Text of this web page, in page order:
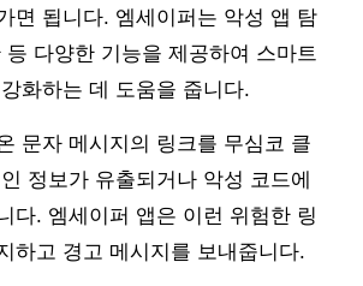
면 됩니다. 엠세이퍼는 악성 앱 탐
등 다양한 기능을 제공하여 스마트
화하는 데 도움을 줍니다.
문자 메시지의 링크를 무심코 클
정보가 유출되거나 악성 코드에
다. 엠세이퍼 앱은 이런 위험한 링
하고 경고 메시지를 보내줍니다.